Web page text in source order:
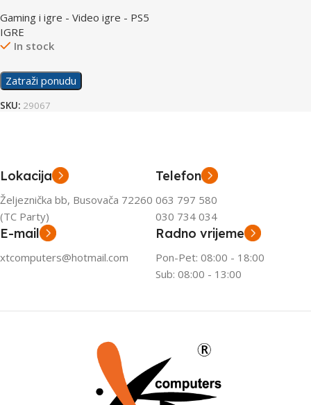
Gaming i igre - Video igre - PS5
IGRE
In stock
Zatraži ponudu
SKU: 29067
Lokacija
Željeznička bb, Busovača 72260
(TC Party)
Telefon
063 797 580
030 734 034
E-mail
xtcomputers@hotmail.com
Radno vrijeme
Pon-Pet: 08:00 - 18:00
Sub: 08:00 - 13:00